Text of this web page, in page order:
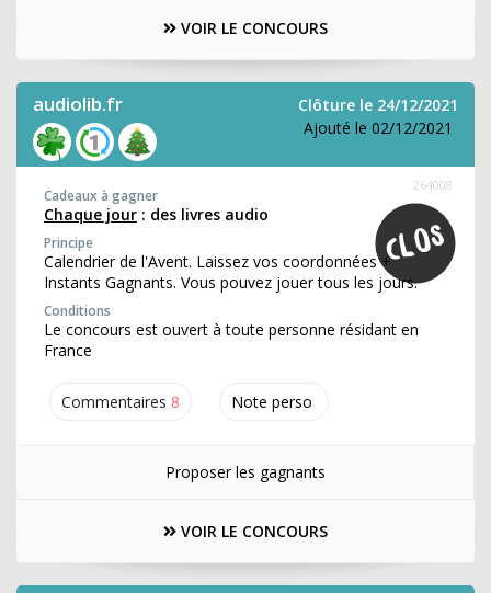
VOIR LE CONCOURS
audiolib.fr
Clôture le 24/12/2021
Ajouté le 02/12/2021
Commentaires 8 Note perso
264008
Cadeaux à gagner
Chaque jour : des livres audio
Principe
Calendrier de l'Avent. Laissez vos coordonnées +
Instants Gagnants. Vous pouvez jouer tous les jours.
Conditions
Le concours est ouvert à toute personne résidant en
France
Proposer les gagnants
VOIR LE CONCOURS